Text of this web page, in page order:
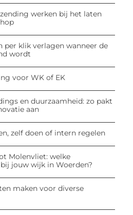
werken bij het laten
per klik verlagen wanneer de
wordt
voor WK of EK
en duurzaamheid: zo pakt
aan
zelf doen of intern regelen
Molenvliet: welke
jouw wijk in Woerden?
maken voor diverse